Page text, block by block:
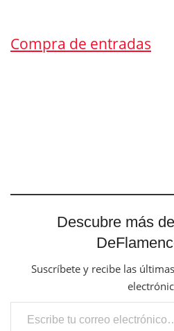
Compra de entradas
Descubre más
Suscríbete y recibe las
Escribe tu correo electrónico…